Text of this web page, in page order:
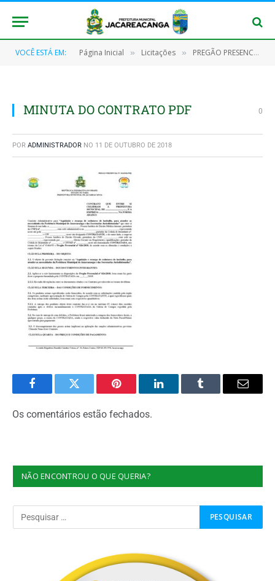
VOCÊ ESTÁ EM: Página Inicial » Licitações » PREGÃO PRESENCIAL Nº 026/2018 – PMJ
MINUTA DO CONTRATO PDF 0
POR ADMINISTRADOR NO 11 DE OUTUBRO DE 2018
FacebookTwitter Pinterest O
Tumblr
E-
Os comentários estão fechados.
NÃO ENCONTROU O QUE QUERIA?